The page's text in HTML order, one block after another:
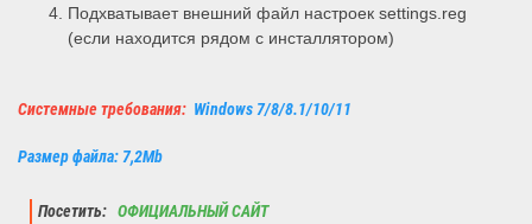
Подхватывает внешний файл настроек settings.reg
(если находится рядом с инсталлятором)
Системные требования: Windows 7/8/8.1/10/11
Размер файла: 7,2Mb
Посетить: ОФИЦИАЛЬНЫЙ САЙТ